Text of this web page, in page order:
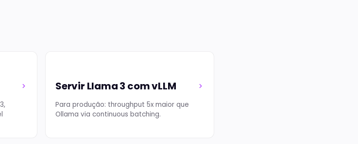
Servir Llama 3 com vLLM
Para produção: throughput 5x maior que
Ollama via continuous batching.